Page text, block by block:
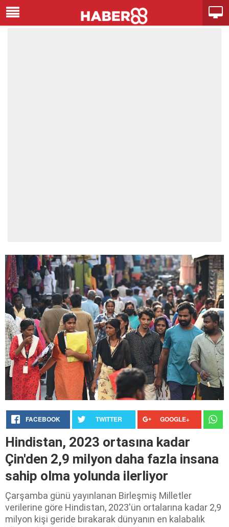
FACEBOOK TWITTER GOOGLE+
Hindistan, 2023 ortasına kadar
Çin'den 2,9 milyon daha fazla insana
sahip olma yolunda ilerliyor
Çarşamba günü yayınlanan Birleşmiş Milletler
verilerine göre Hindistan, 2023'ün ortalarına kadar 2,9
milyon kişi geride bırakarak dünyanın en kalabalık